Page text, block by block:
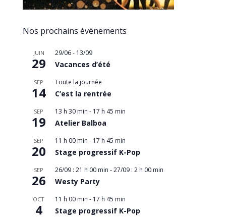
Nos prochains évènements
JUIN
29
29/06- 13/09
Vacances d’été
SEP
14
Toute la journée
C’est la rentrée
SEP
19
13 h 30 min - 17 h 45 min
Atelier Balboa
SEP
20
11 h 00 min - 17 h 45 min
Stage progressif K-Pop
SEP
26
26/09 : 21 h 00 min -27/09 : 2 h 00 min
Westy Party
OCT
4
11 h 00 min - 17 h 45 min
Stage progressif K-Pop